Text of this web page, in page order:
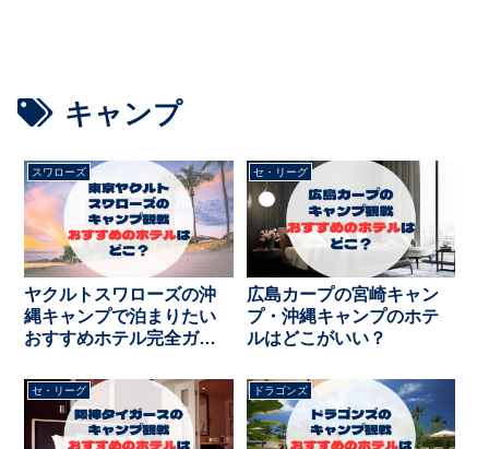
キャンプ
スワローズ
ヤクルトスワローズの沖
縄キャンプで泊まりたい
おすすめホテル完全ガイ
セ・リーグ
広島カープの宮崎キャン
プ・沖縄キャンプのホテ
ルはどこがいい？
セ・リーグ ドラゴンズ